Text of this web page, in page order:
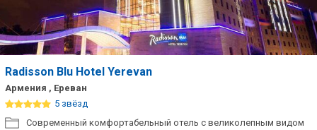
Radisson Blu Hotel Yerevan
Армения , Ереван
5 звёзд
Современный комфортабельный отель с великолепным видом